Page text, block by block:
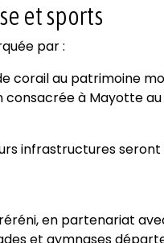
et sports
par :
au patrimoine
consacrée à Mayotte
infrastructures seront
en partenariat